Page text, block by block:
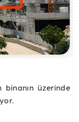
üzerinde